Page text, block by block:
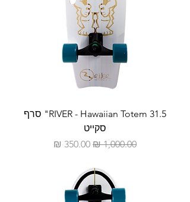
RIVER - Hawaiian Totem 31.5" סרף
סקייט
מחיר רגיל
מחיר מבצע